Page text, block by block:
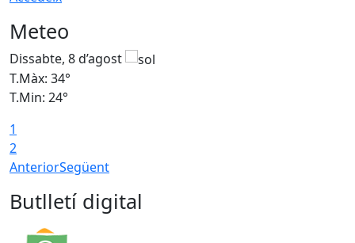
Meteo
Dissabte, 8 d’agost
T.Màx: 34°
T.Min: 24°
1
2
AnteriorSegüent
Butlletí digital